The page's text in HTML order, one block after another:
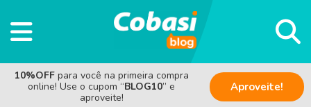
10%OFF para você na primeira compra
online! Use o cupom “BLOG10” e
aproveite!
Aproveite!